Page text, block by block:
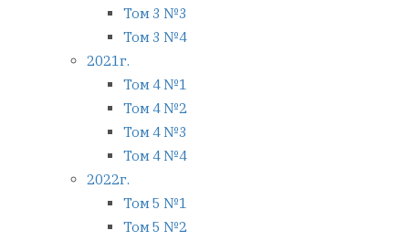
Том 3 №3
Том 3 №4
2021г.
Том 4 №1
Том 4 №2
Том 4 №3
Том 4 №4
2022г.
Том 5 №1
Том 5 №2